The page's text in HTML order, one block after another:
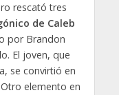
rescató tres
de Caleb
por Brandon
El joven, que
se convirtió en
elemento en